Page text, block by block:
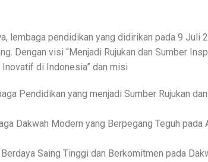
lembaga pendidikan yang didirikan pada 9 Juli
Dengan visi “Menjadi Rujukan dan Sumber
di Indonesia” dan misi
Pendidikan yang menjadi Sumber Rujukan
Dakwah Modern yang Berpegang Teguh pada
Saing Tinggi dan Berkomitmen pada